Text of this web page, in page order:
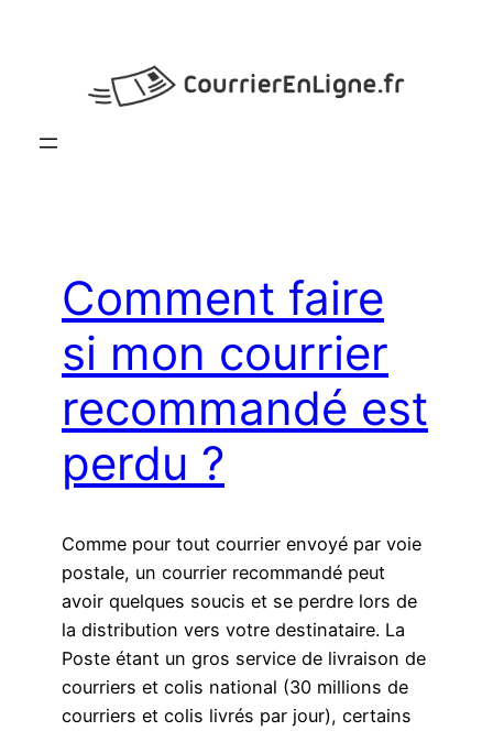
Comment faire
si mon courrier
recommandé est
perdu ?
Comme pour tout courrier envoyé par voie
postale, un courrier recommandé peut
avoir quelques soucis et se perdre lors de
la distribution vers votre destinataire. La
Poste étant un gros service de livraison de
courriers et colis national (30 millions de
courriers et colis livrés par jour), certains